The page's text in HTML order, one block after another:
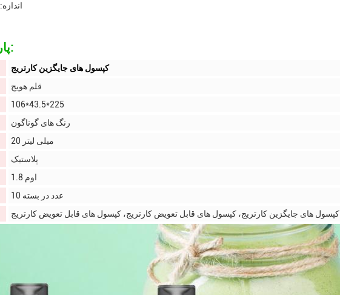
اندازه: 106*43.5*225
پارامترهای فنی:
کپسول های جایگزین کارتریج
قلم هویج
106*43.5*225
رنگ های گوناگون
20 میلی لیتر
پلاستیک
1.8 اوم
10 عدد در بسته
کپسول های جایگزین کارتریج، کپسول های قابل تعویض کارتریج، کپسول های قابل تعویض کارتریج